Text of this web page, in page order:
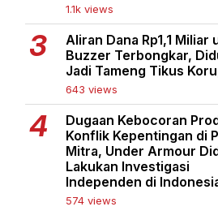
1.1k views
Aliran Dana Rp1,1 Miliar
Buzzer Terbongkar,
Jadi Tameng Tikus
643 views
Dugaan Kebocoran
Konflik Kepentingan di
Mitra, Under Armour
Lakukan Investigasi
Independen di
574 views